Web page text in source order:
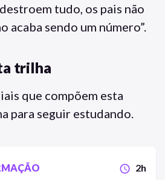
tudo, os pais não
acaba sendo um número”.
trilha
que compõem esta
para seguir estudando.
schedule 2h